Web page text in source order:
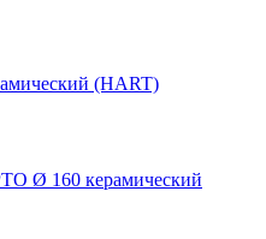
(HART)
Ø 160 керамический